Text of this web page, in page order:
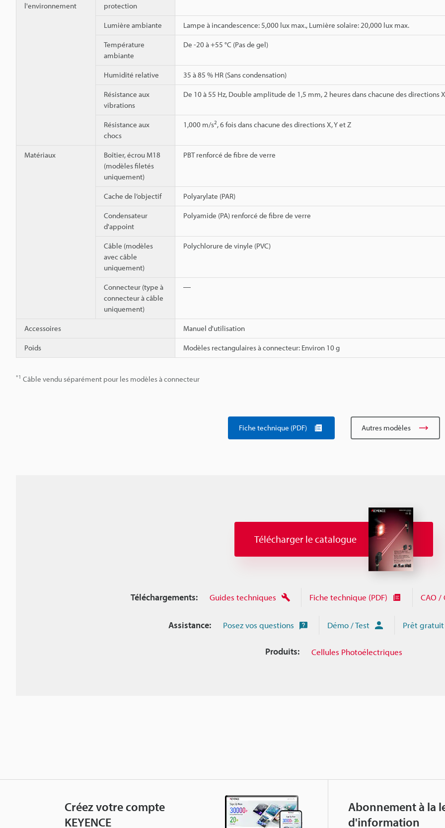
l'environnement
protection
Lumière ambiante Lampe à incandescence: 5,000 lux max., Lumière solaire: 20,000 lux max.
Température
ambiante
De -20 à +55 °C (Pas de gel)
Humidité relative 35 à 85 % HR (Sans condensation)
Résistance aux
vibrations
De 10 à 55 Hz, Double amplitude de 1,5 mm, 2 heures dans chacune des directions
Résistance aux
chocs
1,000 m/s2, 6 fois dans chacune des directions X, Y et Z
Matériaux
Boîtier, écrou M18
(modèles filetés
uniquement)
PBT renforcé de fibre de verre
Cache de l’objectif Polyarylate (PAR)
Condensateur
d'appoint
Polyamide (PA) renforcé de fibre de verre
Câble (modèles
avec câble
uniquement)
Polychlorure de vinyle (PVC)
Connecteur (type à
connecteur à câble
uniquement)
―
Accessoires Manuel d'utilisation
Poids Modèles rectangulaires à connecteur: Environ 10 g
*1 Câble vendu séparément pour les modèles à connecteur
Fiche technique (PDF) Autres modèles
Télécharger le catalogue
Téléchargements: Guides techniques Fiche technique (PDF) CAO /
Assistance: Posez vos questions Démo / Test Prêt
Produits: Cellules Photoélectriques
Créez votre compte
KEYENCE
Abonnement à la
d'information